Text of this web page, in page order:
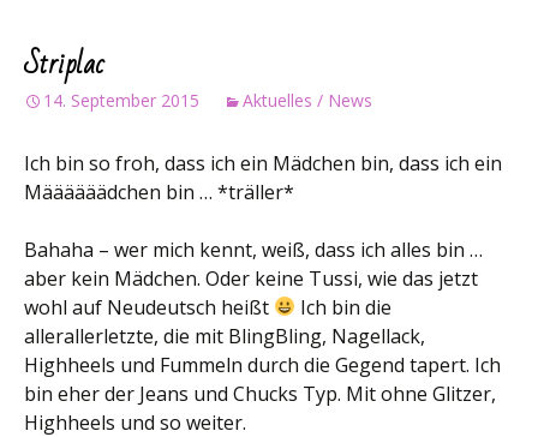
Striplac
14. September 2015 Aktuelles / News
Ich bin so froh, dass ich ein Mädchen bin, dass ich ein
Määäääädchen bin … *träller*
Bahaha – wer mich kennt, weiß, dass ich alles bin …
aber kein Mädchen. Oder keine Tussi, wie das jetzt
wohl auf Neudeutsch heißt
Ich bin die
allerallerletzte, die mit BlingBling, Nagellack,
Highheels und Fummeln durch die Gegend tapert. Ich
bin eher der Jeans und Chucks Typ. Mit ohne Glitzer,
Highheels und so weiter.